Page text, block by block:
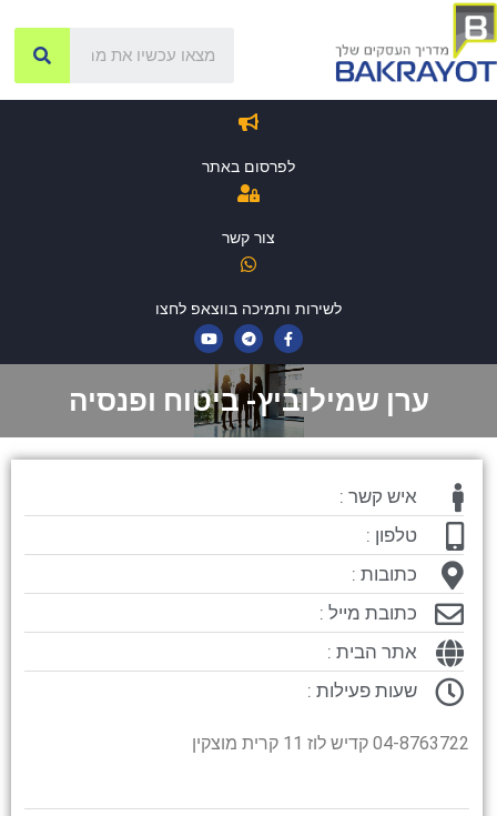
לפרסום באתר
צור קשר
לשירות ותמיכה בווצאפ לחצו
ערן שמילוביץ- ביטוח ופנסיה
איש קשר :
טלפון :
כתובות :
כתובת מייל :
אתר הבית :
שעות פעילות :
04-8763722 קדיש לוז 11 קרית מוצקין